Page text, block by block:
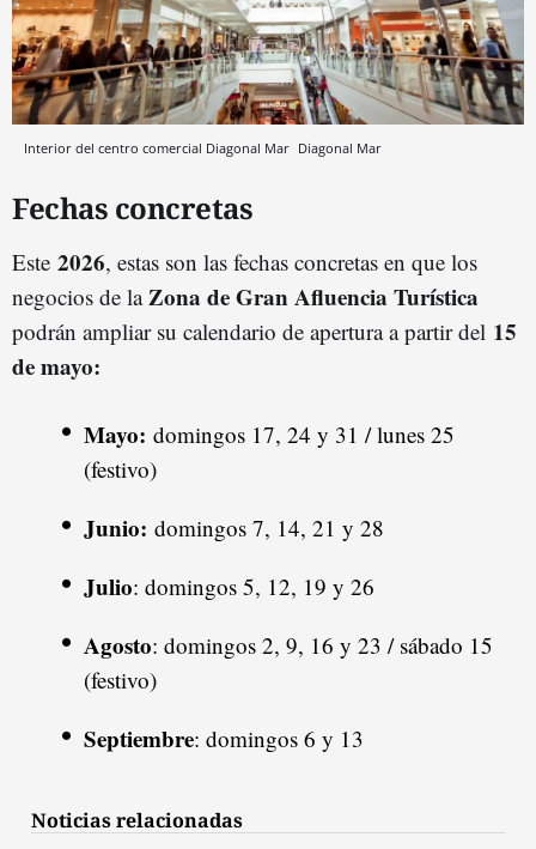
Interior del centro comercial Diagonal Mar Diagonal Mar
Fechas concretas
Este 2026, estas son las fechas concretas en que los
negocios de laZona de Gran Afluencia Turística
podrán ampliar su calendario de apertura a partir del 15
de mayo:
Mayo: domingos 17, 24 y 31 / lunes 25
(festivo)
Junio: domingos 7, 14, 21 y 28
Julio: domingos 5, 12, 19 y 26
Agosto: domingos 2, 9, 16 y 23 / sábado 15
(festivo)
Septiembre: domingos 6 y 13
Noticias relacionadas